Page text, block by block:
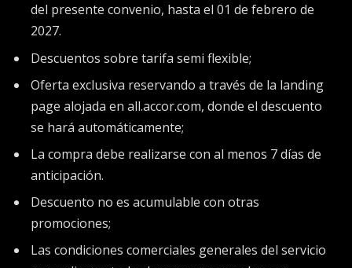
del presente convenio, hasta el 01 de febrero de
2027.
Descuentos sobre tarifa semi flexible;
Oferta exclusiva reservando a través de la landing
page alojada en all.accor.com, donde el descuento
se hará automáticamente;
La compra debe realizarse con al menos 7 días de
anticipación.
Descuento no es acumulable con otras
promociones;
Las condiciones comerciales generales del servicio